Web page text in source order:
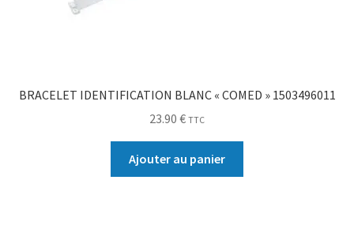
BRACELET IDENTIFICATION BLANC « COMED » 1503496011
23.90 € TTC
Ajouter au panier